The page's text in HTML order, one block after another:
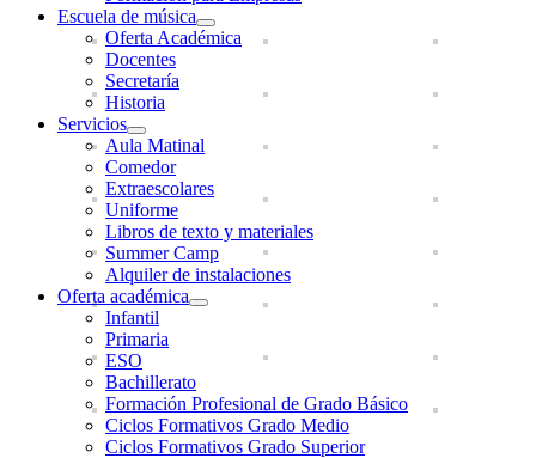
Escuela de música
Oferta Académica
Docentes
Secretaría
Historia
Servicios
Aula Matinal
Comedor
Extraescolares
Uniforme
Libros de texto y materiales
Summer Camp
Alquiler de instalaciones
Oferta académica
Infantil
Primaria
ESO
Bachillerato
Formación Profesional de Grado Básico
Ciclos Formativos Grado Medio
Ciclos Formativos Grado Superior